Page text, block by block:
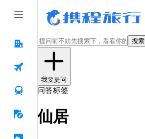
搜索
我要提问
问答标签
仙居